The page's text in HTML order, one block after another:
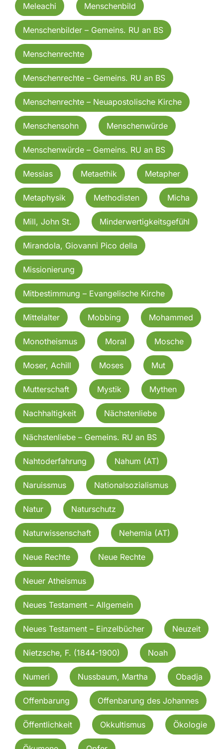
Meleachi Menschenbild
Menschenbilder – Gemeins. RU an BS
Menschenrechte
Menschenrechte – Gemeins. RU an BS
Menschenrechte – Neuapostolische Kirche
Menschensohn Menschenwürde
Menschenwürde – Gemeins. RU an BS
Messias Metaethik Metapher
Metaphysik Methodisten Micha
Mill, John St. Minderwertigkeitsgefühl
Mirandola, Giovanni Pico della
Missionierung
Mitbestimmung – Evangelische Kirche
Mittelalter Mobbing Mohammed
Monotheismus Moral Mosche
Moser, Achill Moses Mut
Mutterschaft Mystik Mythen
Nachhaltigkeit Nächstenliebe
Nächstenliebe – Gemeins. RU an BS
Nahtoderfahrung Nahum (AT)
Naruissmus Nationalsozialismus
Natur Naturschutz
Naturwissenschaft Nehemia (AT)
Neue Rechte Neue Rechte
Neuer Atheismus
Neues Testament – Allgemein
Neues Testament – Einzelbücher Neuzeit
Nietzsche, F. (1844-1900) Noah
Numeri Nussbaum, Martha Obadja
Offenbarung Offenbarung des Johannes
Öffentlichkeit Okkultismus Ökologie